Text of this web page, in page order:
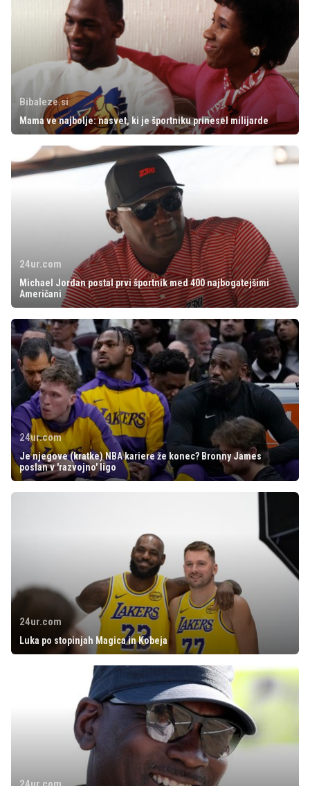
Bibaleze.si
Mama ve najbolje: nasvet, ki je športniku prinesel milijarde
24ur.com
Michael Jordan postal prvi športnik med 400 najbogatejšimi
Američani
24ur.com
Je njegove (kratke) NBA kariere že konec? Bronny James
poslan v 'razvojno' ligo
24ur.com
Luka po stopinjah Magica in Kobeja